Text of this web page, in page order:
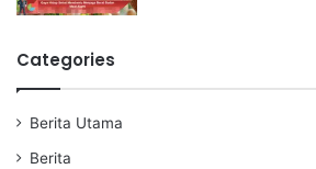
Categories
Berita Utama
Berita